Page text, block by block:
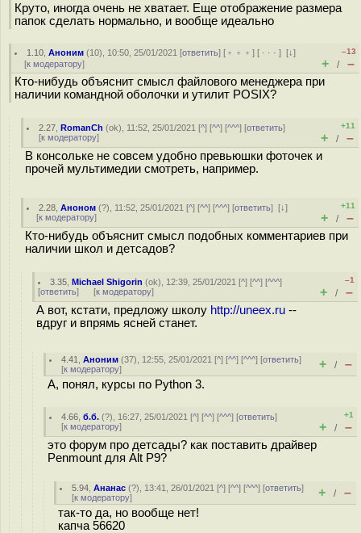
Круто, иногда очень не хватает. Еще отображение размера
папок сделать нормально, и вообще идеально
1.10 ,Аноним (10), 10:50, 25/01/2021 [ответить] [ ﹢﹢﹢] [ · · ·][↓]
[к модератору]
–13
+ / –
Кто-нибудь объяснит смысл файлового менеджера при
наличии командной оболочки и утилит POSIX?
2.27 ,RomanCh (ok), 11:52, 25/01/2021 [^] [^^] [^^^] [ответить]
[к модератору]
+11
+ / –
В консольке не совсем удобно превьюшки фоточек и
прочей мультимедии смотреть, например.
2.28 ,Аноном (?), 11:52, 25/01/2021 [^] [^^] [^^^] [ответить][↓]
[к модератору]
+11
+ / –
Кто-нибудь объяснит смысл подобных комментариев при
наличии школ и детсадов?
3.35 ,Michael Shigorin (ok), 12:39, 25/01/2021 [^] [^^] [^^^]
[ответить] [к модератору]
–1
+ / –
А вот, кстати, предложу школу http://uneex.ru --
вдруг и впрямь ясней станет.
4.41 ,Аноним (37), 12:55, 25/01/2021 [^] [^^] [^^^] [ответить]
[к модератору] + / –
А, понял, курсы по Python 3.
4.66 ,б.б. (?), 16:27, 25/01/2021 [^] [^^] [^^^] [ответить]
[к модератору]
+1
+ / –
это форум про детсады? как поставить драйвер
Penmount для Alt P9?
5.94 ,Ананас (?), 13:41, 26/01/2021 [^] [^^] [^^^] [ответить]
[к модератору] + / –
так-то да, но вообще нет!
капча 56620